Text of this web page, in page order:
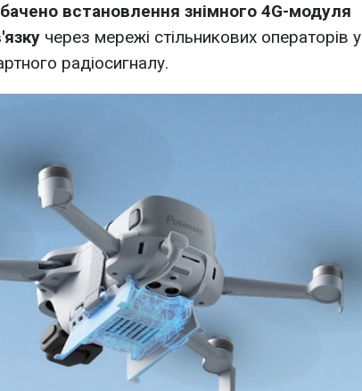
встановлення знімного 4G-модуля
через мережі стільникових операторів у
радіосигналу.